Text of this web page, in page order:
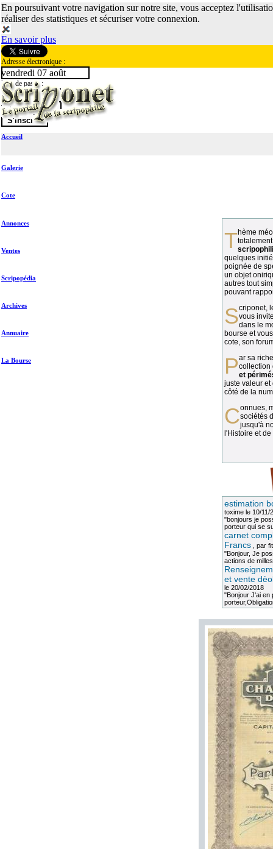
En poursuivant votre navigation sur notre site, vous acceptez
réaliser des statistiques et sécuriser votre connexion.
En savoir plus
Adresse électronique :
Mot de passe :
vendredi 07 août
Accueil
Galerie
Cote
Annonces
Ventes
Scripopédia
Archives
Annuaire
La Bourse
Thème méconnu des collectionneurs et
quelques
poignée de
un objet
autres tout
pouvant
vous
dans le
bourse et
cote, son
Par sa richesse et sa diversité, lacollection
et
juste valeur et
côté de la
Connues, méconnues, ou inconnues, lessociétés
jusqu'à
l'Histoire et
estimation
toximele 10/11/
"bonjours je
porteur qui se
carnet
Francs, par
"Bonjour, Je
actions de
et vente
le 20/02/2018
"Bonjour J'ai en